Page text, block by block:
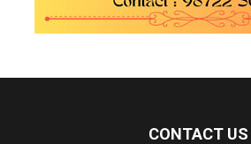
CONTACT US